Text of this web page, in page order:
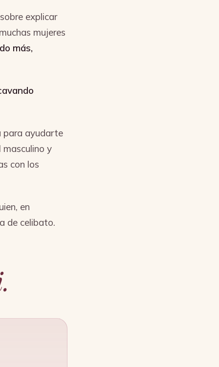
explicar
mujeres
más,
para ayudarte
y
con los
en
de celibato.